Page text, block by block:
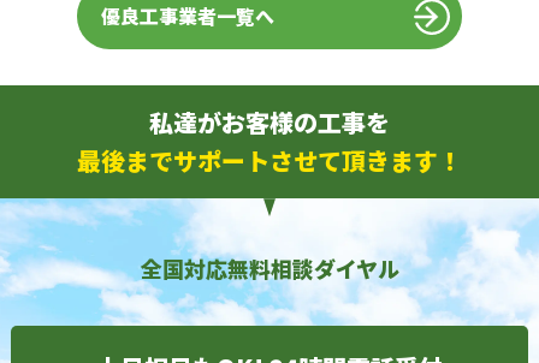
優良工事業者一覧へ
私達がお客様の工事を
最後までサポートさせて頂きます！
全国対応無料相談ダイヤル